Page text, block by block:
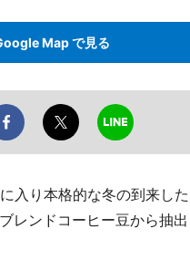
Map で見る
入り本格的な冬の到来し
レンドコーヒー豆から抽